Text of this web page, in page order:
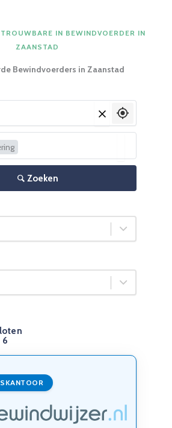
IN BEWINDVOERDER IN
ZAANSTAD
Bewindvoerders in Zaanstad
in
Zoeken
6